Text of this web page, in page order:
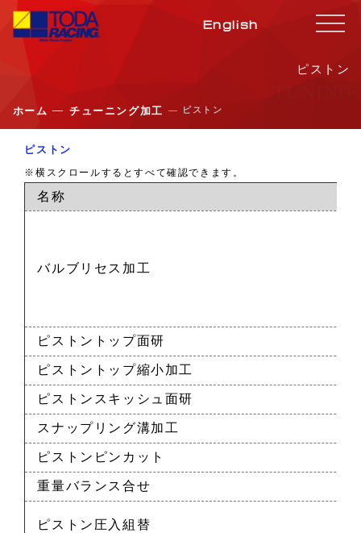
English
ピストン
ホーム ― チューニング加工 ― ピストン
ピストン
※横スクロールするとすべて確認できます。
名称
バルブリセス加工
ピストントップ面研
ピストントップ縮小加工
ピストンスキッシュ面研
スナップリング溝加工
ピストンピンカット
重量バランス合せ
ピストン圧入組替